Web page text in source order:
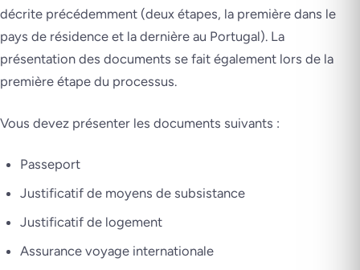
décrite précédemment (deux étapes, la première dans le
pays de résidence et la dernière au Portugal). La
présentation des documents se fait également lors de la
première étape du processus.
Vous devez présenter les documents suivants :
Passeport
Justificatif de moyens de subsistance
Justificatif de logement
Assurance voyage internationale